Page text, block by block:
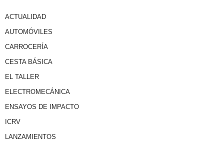
ACTUALIDAD
AUTOMÓVILES
CARROCERÍA
CESTA BÁSICA
EL TALLER
ELECTROMECÁNICA
ENSAYOS DE IMPACTO
ICRV
LANZAMIENTOS